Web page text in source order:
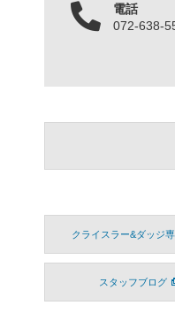
電話
072-638-
クライスラー&ダッジ
スタッフブログ